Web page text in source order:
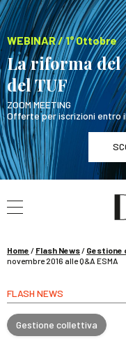
WEBINAR / 1° Ottobre
La riforma del
del TUF
ZOOM MEETING
Offerte per iscrizioni entro
La riforma del
Home / Flash News/
novembre 2016 alle Q&A ESMA
FLASH NEWS
Gestione collettiva